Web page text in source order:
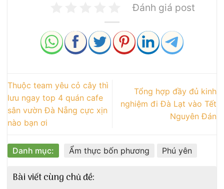
Đánh giá post
Thuộc team yêu cỏ cây thì
lưu ngay top 4 quán cafe
sân vườn Đà Nẵng cực xịn
nào bạn ơi
Tổng hợp đầy đủ kinh
nghiệm đi Đà Lạt vào Tết
Nguyên Đán
Danh mục: Ẩm thực bốn phương Phú yên
Bài viết cùng chủ đề: